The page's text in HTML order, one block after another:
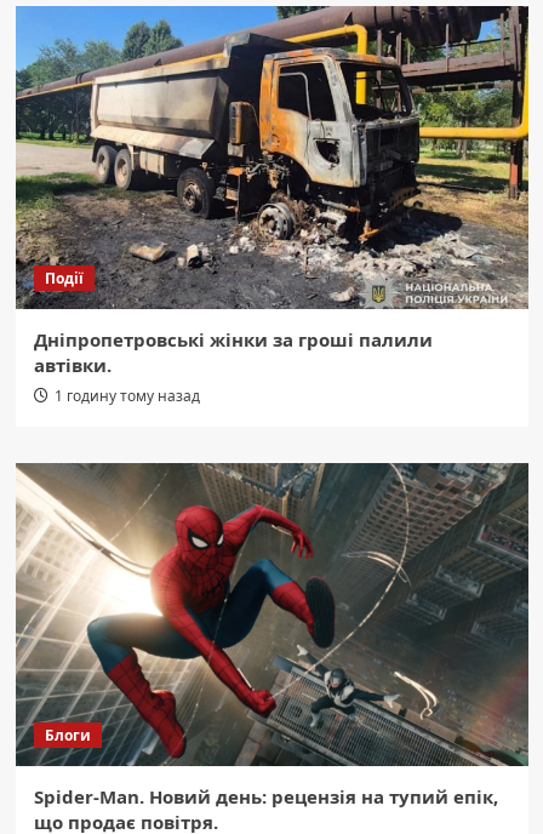
Події
Дніпропетровські жінки за гроші палили
автівки.
1 годину тому назад
Блоги
Spider-Man. Новий день: рецензія на тупий епік,
що продає повітря.